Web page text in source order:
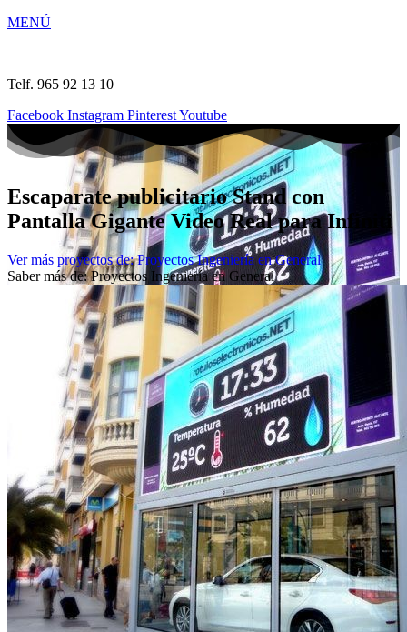
MENÚ
Telf. 965 92 13 10
Facebook Instagram PinterestYoutube
Escaparate publicitario Stand con
Pantalla Gigante Video Real para Infiniti
Ver más proyectos de: Proyectos Ingeniería en General
Saber más de: Proyectos Ingeniería en General